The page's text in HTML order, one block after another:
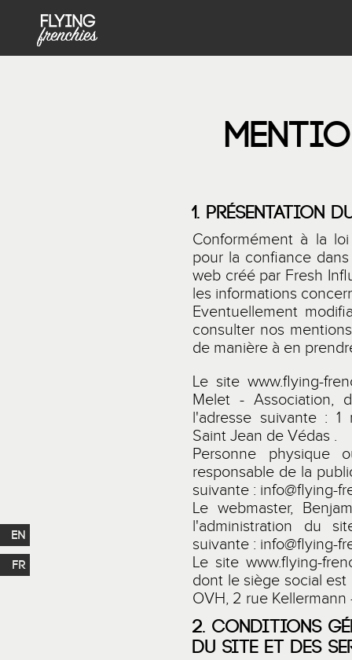
MENU PRINCIPAL NOT FRONT
1. PRÉSENTATION
Conformément à la
pour la confiance
web créé par Fresh
les informations
Eventuellement
consulter nos
de manière à en
Le site www.flying-
Melet - Association,
l'adresse suivante : 1
Saint Jean de Védas .
Personne physique
responsable de la
suivante : info@flying-
Le webmaster,
l'administration du
suivante : info@flying-
Le site www.flying-
dont le siège social est
OVH, 2 rue
2. CONDITIONS
DU SITE ET DES
EN
FR